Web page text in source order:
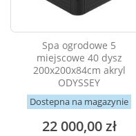
Spa ogrodowe 5
miejscowe 40 dysz
200x200x84cm akryl
ODYSSEY
Dostepna na magazynie
22 000,00 zł